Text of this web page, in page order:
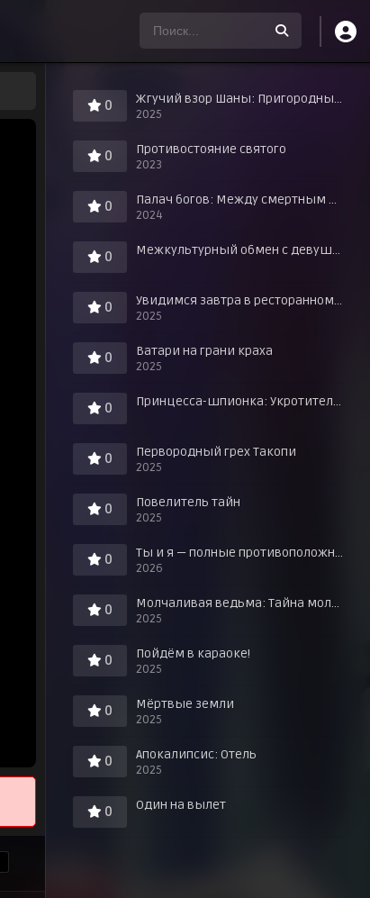
0 Жгучий взор Шаны: Пригородные знания о любви в горячих источниках!
2025
0 Противостояние святого
2023
0 Палач богов: Между смертным и божественным царством
2024
0 Межкультурный обмен с девушкой у игровых автоматов
0 Увидимся завтра в ресторанном дворике
2025
0 Ватари на грани краха
2025
0 Принцесса-шпионка: Укротитель короны. Фильм третий
0 Первородный грех Такопи
2025
0 Повелитель тайн
2025
0 Ты и я — полные противоположности
2026
0 Молчаливая ведьма: Тайна молчаливой колдуньи
2025
0 Пойдём в караоке!
2025
0 Мёртвые земли
2025
0 Апокалипсис: Отель
2025
0 Один на вылет